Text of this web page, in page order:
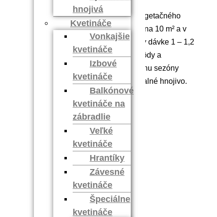
hnojivá
Kvetináče
Vonkajšie
kvetináče
Izbové
kvetináče
Balkónové
kvetináče na
zábradlie
Veľké
kvetináče
Hrantíky
Závesné
kvetináče
Špeciálne
kvetináče
Hnojenie vykonávame na začiatku vegetačného
obdobia (na jar) v dávke 1 ,2 – 1,4 kg na 10 m² a v
priebehu vegetačného obdobia (jún) v dávke 1 – 1,2
kg na 10 m². Granule zapravíme do pôdy a
dostatočne zalejeme vodou. V priebehu sezóny
odporúčame používať príslušné kvapalné hnojivo.
Forestina
Nikto zatiaľ nepridal hodnotenie.